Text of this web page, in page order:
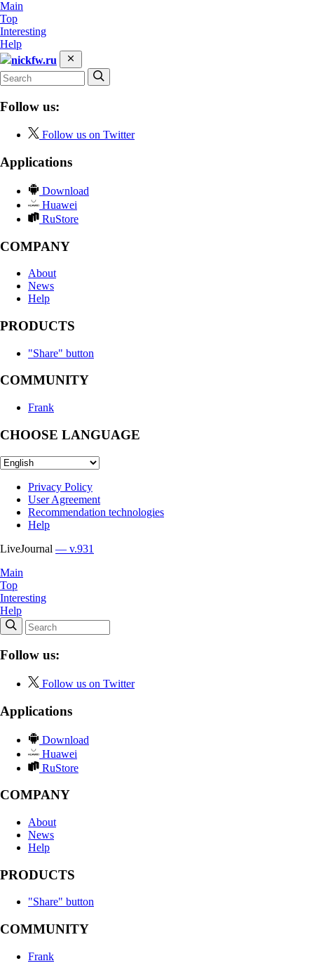
Main
Top
Interesting
Help
nickfw.ru
Follow us:
Follow us on Twitter
Applications
Download
Huawei
RuStore
COMPANY
About
News
Help
PRODUCTS
"Share" button
COMMUNITY
Frank
CHOOSE LANGUAGE
Privacy Policy
User Agreement
Recommendation technologies
Help
LiveJournal — v.931
Main
Top
Interesting
Help
Follow us:
Follow us on Twitter
Applications
Download
Huawei
RuStore
COMPANY
About
News
Help
PRODUCTS
"Share" button
COMMUNITY
Frank